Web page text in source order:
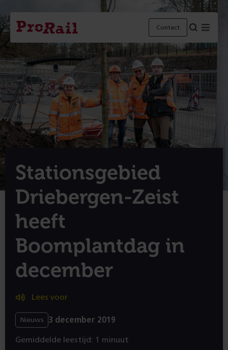
Navigatie
Homepage
ProRail
Contact
Stationsgebied
Driebergen-Zeist
heeft
Boomplantdag in
december
Lees voor
Nieuws 3 december 2019
Gemiddelde leestijd: 1 minuut